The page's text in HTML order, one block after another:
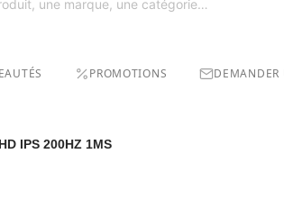
PROMOTIONS DEMANDER
IPS 200HZ 1MS